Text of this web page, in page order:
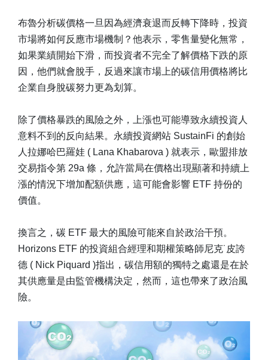
布魯分析碳價格一旦因為經濟衰退而反轉下降時，投資
市場將如何反應市場機制？他表示，零售量變化無常，
如果業績開始下滑，而投資者不完全了解價格下跌的原
因，他們就會脫手，反過來讓市場上的碳信用價格將比
企業自身脫碳努力更為划算。
除了價格暴跌的風險之外，上漲也可能導致永續投資人
意料不到的反向結果。永續投資網站 SustainFi 的創始
人拉娜哈巴羅娃 ( Lana Khabarova ) 就表示，歐盟排放
交易指令第 29a 條，允許當局在價格出現顯著和持續上
漲的情況下增加配額供應，這可能會影響 ETF 持份的
價值。
換言之，碳 ETF 最大的風險可能來自於政治干預。
Horizons ETF 的投資組合經理和期權策略師尼克˙皮誇
德 ( Nick Piquard )指出，碳信用額的獨特之處還是在於
其供應量是由監管機構決定，然而，這也帶來了政治風
險。